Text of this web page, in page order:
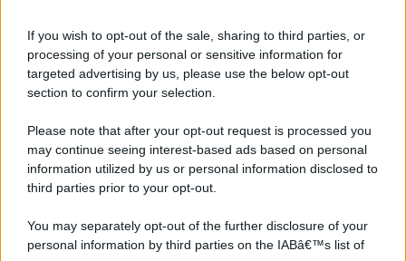
If you wish to opt-out of the sale, sharing to third parties, or
processing of your personal or sensitive information for
targeted advertising by us, please use the below opt-out
section to confirm your selection.
Please note that after your opt-out request is processed you
may continue seeing interest-based ads based on personal
information utilized by us or personal information disclosed to
third parties prior to your opt-out.
You may separately opt-out of the further disclosure of your
personal information by third parties on the IABâ€™s list of